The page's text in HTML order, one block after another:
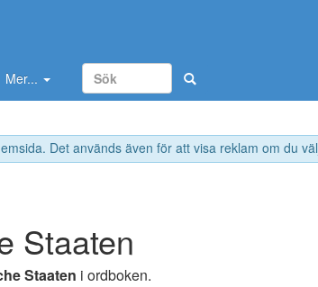
Det används även för att visa reklam om du
Mer...
Staaten
Staaten i ordboken.